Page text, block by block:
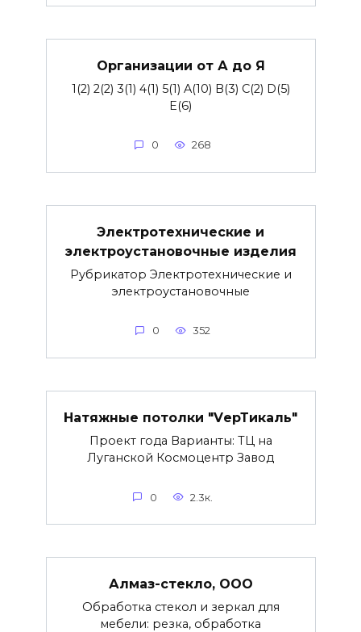
Организации от А до Я
1(2) 2(2) 3(1) 4(1) 5(1) A(10) B(3) C(2) D(5)
E(6)
0 268
Электротехнические и
электроустановочные изделия
Рубрикатор Электротехнические и
электроустановочные
0 352
Натяжные потолки "VерТикаль"
Проект года Варианты: ТЦ на
Луганской Космоцентр Завод
0 2.3к.
Алмаз-стекло, ООО
Обработка стекол и зеркал для
мебели: резка, обработка